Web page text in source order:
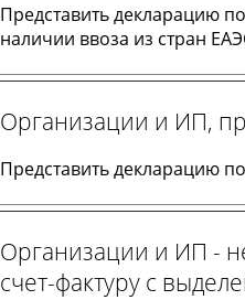
Представить декларацию
наличии ввоза из стран
Организации и ИП,
Представить декларацию
Организации и ИП -
счет-фактуру с